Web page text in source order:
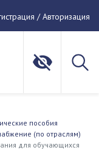
/ Авторизация
пособия
(по отраслям)
для обучающихся